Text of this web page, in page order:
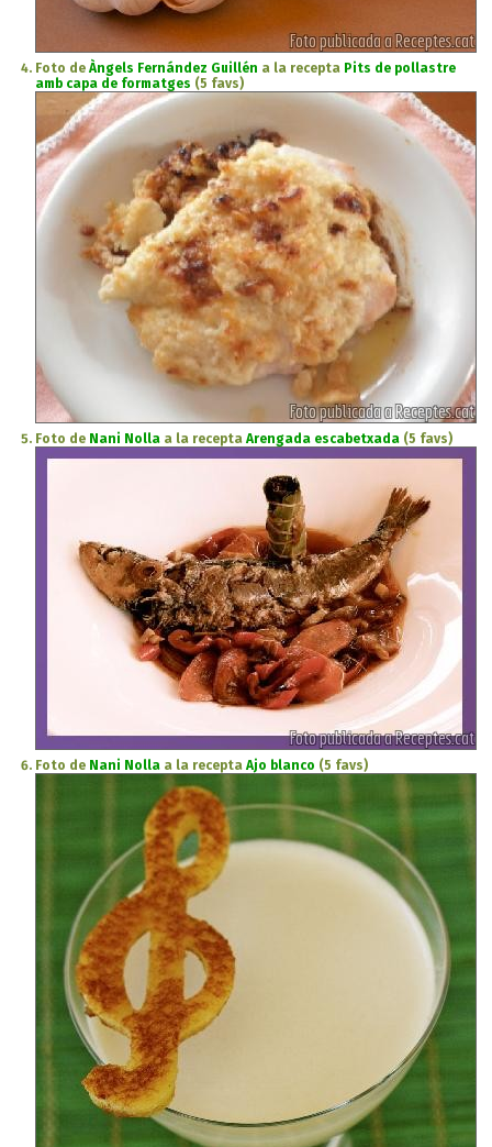
Foto de Àngels Fernández Guillén a la recepta Pits de pollastre
amb capa de formatges (5 favs)
Foto de Nani Nolla a la recepta Arengada escabetxada (5 favs)
Foto de Nani Nolla a la recepta Ajo blanco (5 favs)